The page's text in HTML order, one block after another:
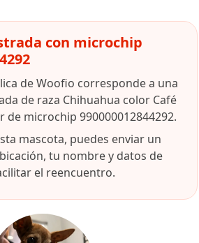
con microchip
de Woofio corresponde a una
de raza Chihuahua color Café
microchip 990000012844292.
mascota, puedes enviar un
tu nombre y datos de
el reencuentro.